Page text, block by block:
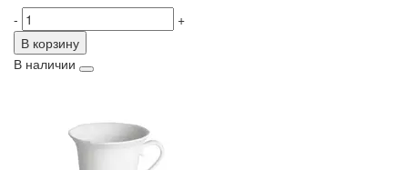
-
+
В корзину
В наличии